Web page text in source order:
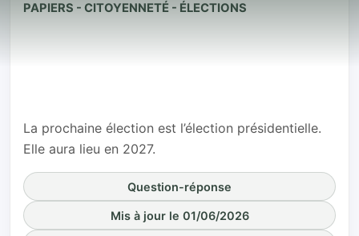
PAPIERS - CITOYENNETÉ - ÉLECTIONS
Quelles sont les
dates des
La prochaine élection est l’élection présidentielle.
Elle aura lieu en 2027.
Question-réponse
Mis à jour le 01/06/2026